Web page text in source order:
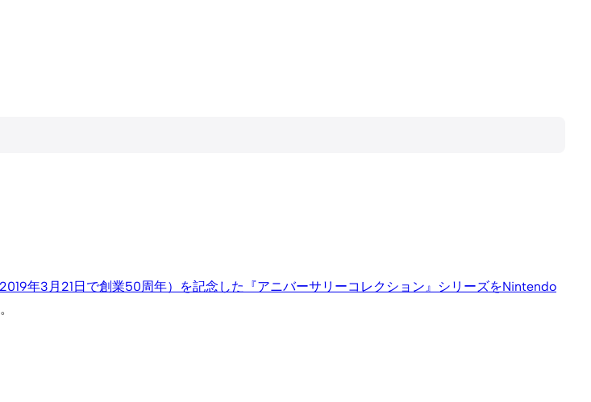
年3月21日で創業50周年）を記念した『アニバーサリーコレクション』シリーズをNintendo